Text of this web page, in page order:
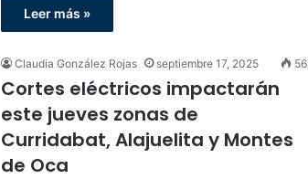
Leer más »
Claudia González Rojas septiembre 17, 2025 56
Cortes eléctricos impactarán
este jueves zonas de
Curridabat, Alajuelita y Montes
de Oca